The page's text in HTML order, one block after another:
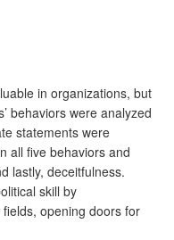
in organizations, but
behaviors were analyzed
statements were
all five behaviors and
lastly, deceitfulness.
skill by
opening doors for